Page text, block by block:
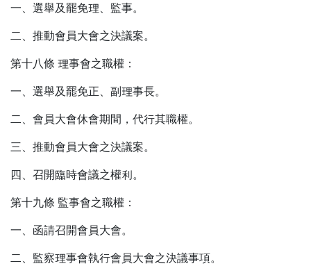
一、選舉及罷免理、監事。
二、推動會員大會之決議案。
第十八條 理事會之職權：
一、選舉及罷免正、副理事長。
二、會員大會休會期間，代行其職權。
三、推動會員大會之決議案。
四、召開臨時會議之權利。
第十九條 監事會之職權：
一、函請召開會員大會。
二、監察理事會執行會員大會之決議事項。